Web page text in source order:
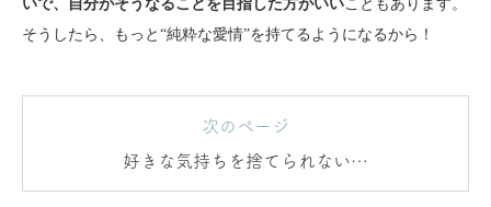
いで、自分がそうなることを目指した方がいいこともあります。
そうしたら、もっと“純粋な愛情”を持てるようになるから！
次のページ
好きな気持ちを捨てられないな
ら？